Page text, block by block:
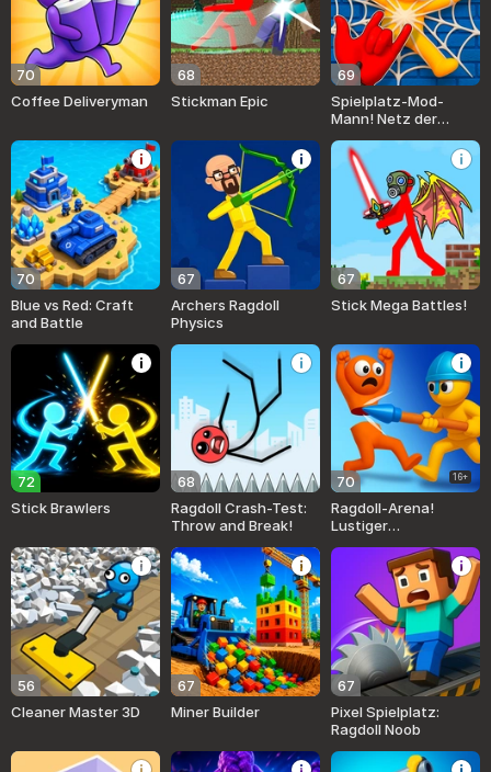
70
Coffee Deliveryman
68
Stickman Epic
69
Spielplatz-Mod-
Mann! Netz der
70
Blue vs Red: Craft
and Battle
67
Archers Ragdoll
Physics
67
Stick Mega Battles!
72
Stick Brawlers
68
Ragdoll Crash-Test:
Throw and Break!
70 16+
Ragdoll-Arena!
Lustiger
56
Cleaner Master 3D
67
Miner Builder
67
Pixel Spielplatz:
Ragdoll Noob